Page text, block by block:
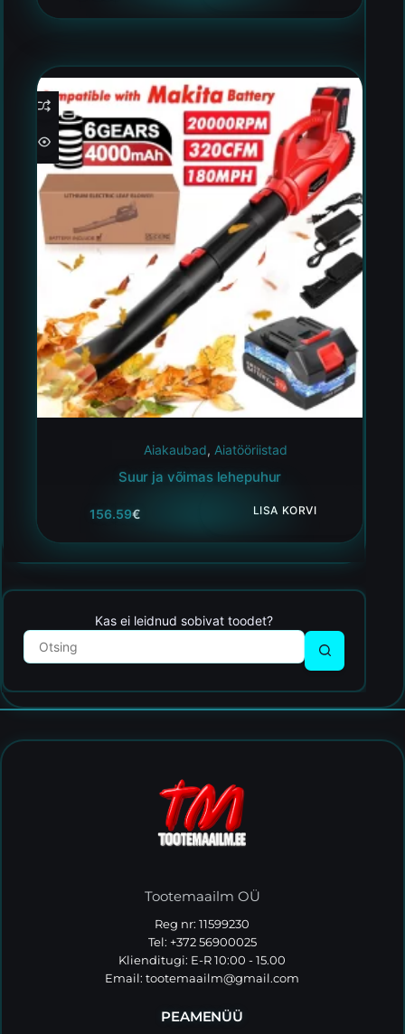
Aiakaubad, Aiatööriistad
Suur ja võimas lehepuhur
156.59€ LISA KORVI
Kas ei leidnud sobivat toodet?
Tootemaailm OÜ
Reg nr: 11599230
Tel: +372 56900025
Klienditugi: E-R 10:00 - 15.00
Email:tootemaailm@gmail.com
PEAMENÜÜ